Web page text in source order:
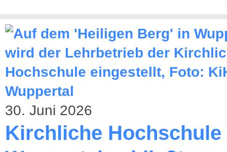
30. Juni 2026
Kirchliche Hochschule